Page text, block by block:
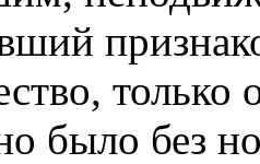
только
было без